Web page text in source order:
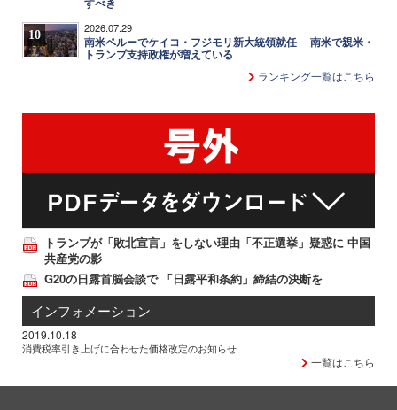
10 2026.07.29
南米ペルーでケイコ・フジモリ新大統領就任 ─ 南米で親米・
トランプ支持政権が増えている
ランキング一覧はこちら
トランプが「敗北宣言」をしない理由「不正選挙」疑惑に 中国
共産党の影
G20の日露首脳会談で 「日露平和条約」締結の決断を
インフォメーション
2019.10.18
消費税率引き上げに合わせた価格改定のお知らせ
一覧はこちら